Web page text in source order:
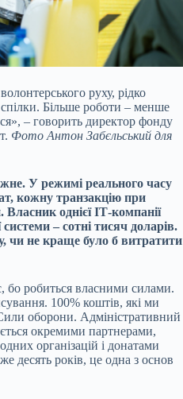
руху, рідко
спілки. Більше роботи – менше
– говорить директор фонду
Фото Антон Забєльський для
У режимі реального часу
кожну транзакцію при
однієї ІТ-компанії
– сотні тисяч доларів.
чи не краще було б витратити
бо робиться власними силами.
100% коштів, які ми
оборони. Адміністративний
окремими партнерами,
організацій і донатами
десять років, це одна з основ